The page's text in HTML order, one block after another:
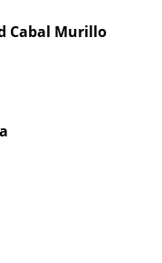
таблиці
Cabal Murillo